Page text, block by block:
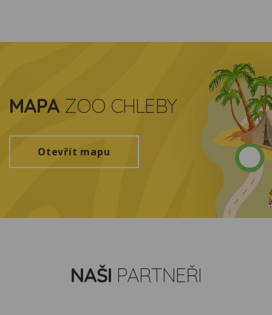
MAPA ZOO CHLEBY
Otevřít mapu
NAŠI PARTNEŘI